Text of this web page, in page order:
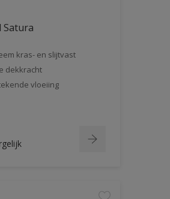
Satura
kras- en slijtvast
dekkracht
vloeiing